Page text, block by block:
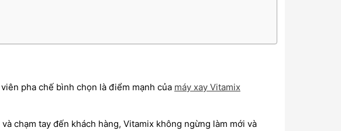
pha chế bình chọn là điểm mạnh của máy xay Vitamix
chạm tay đến khách hàng, Vitamix không ngừng làm mới và